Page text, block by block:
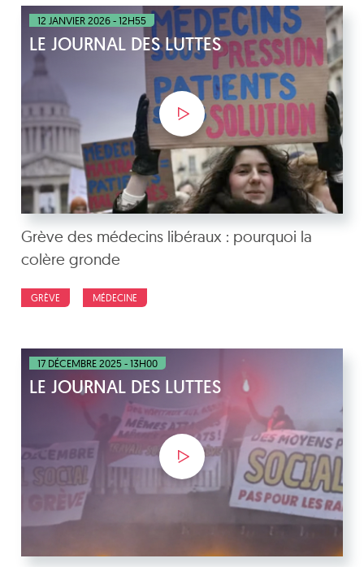
12 JANVIER 2026 - 12H55
LE JOURNAL DES LUTTES
Grève des médecins libéraux : pourquoi la
colère gronde
GRÈVE MÉDECINE
17 DÉCEMBRE 2025 - 13H00
LE JOURNAL DES LUTTES